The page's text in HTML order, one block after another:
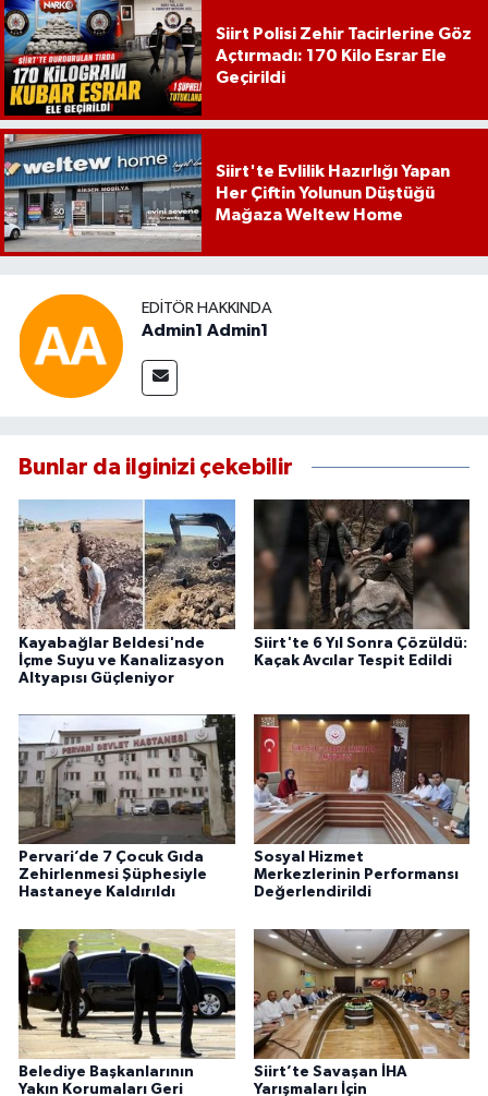
Siirt Polisi Zehir Tacirlerine Göz
Açtırmadı: 170 Kilo Esrar Ele
Geçirildi
Siirt'te Evlilik Hazırlığı Yapan
Her Çiftin Yolunun Düştüğü
Mağaza Weltew Home
EDITÖR HAKKINDA
Admin1 Admin1
Bunlar da ilginizi çekebilir
Kayabağlar Beldesi'nde
İçme Suyu ve Kanalizasyon
Altyapısı Güçleniyor
Siirt'te 6 Yıl Sonra Çözüldü:
Kaçak Avcılar Tespit Edildi
Pervari’de 7 Çocuk Gıda
Zehirlenmesi Şüphesiyle
Hastaneye Kaldırıldı
Sosyal Hizmet
Merkezlerinin Performansı
Değerlendirildi
Belediye Başkanlarının
Yakın Korumaları Geri
Siirt’te Savaşan İHA
Yarışmaları İçin